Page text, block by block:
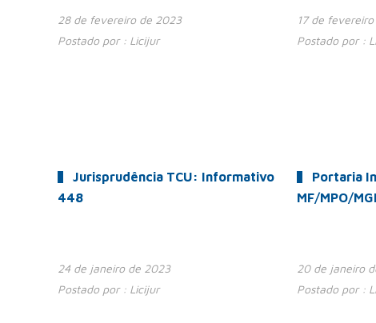
28 de fevereiro de 2023
Postado por : Licijur
17 de
Postado por :
Jurisprudência TCU: Informativo
448
24 de janeiro de 2023
Postado por : Licijur
Portaria
MF/MPO/
20 de janeiro
Postado por :